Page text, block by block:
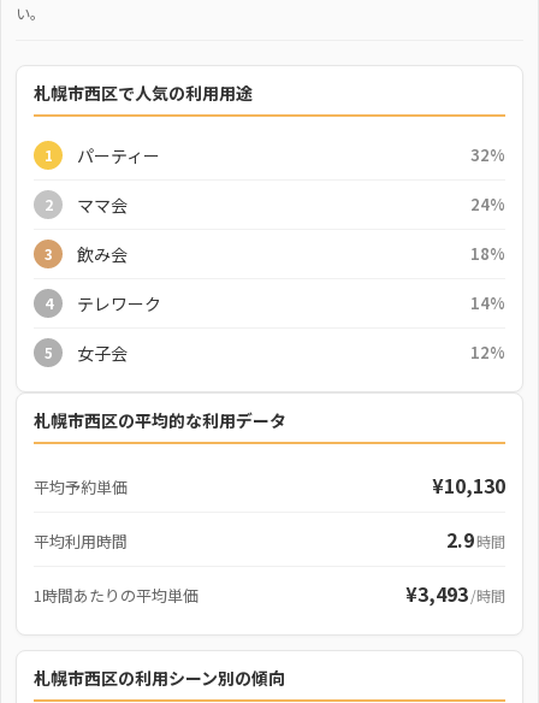
い。
札幌市西区で人気の利用用途
1 パーティー 32%
2 ママ会 24%
3 飲み会 18%
4 テレワーク 14%
5 女子会 12%
札幌市西区の平均的な利用データ
平均予約単価 ¥10,130
平均利用時間 2.9時間
1時間あたりの平均単価 ¥3,493/時間
札幌市西区の利用シーン別の傾向